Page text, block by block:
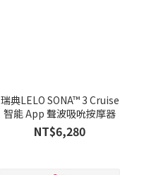
瑞典LELO SONA™ 3 Cruise
智能 App 聲波吸吮按摩器
NT$6,280